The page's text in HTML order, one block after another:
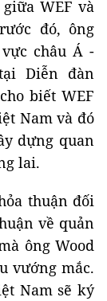
WEF và
đó, ông
châu Á -
Diễn đàn
biết WEF
Nam và đó
dựng quan
lai.
thuận đối
về quản
ông Wood
vướng mắc.
Nam sẽ ký